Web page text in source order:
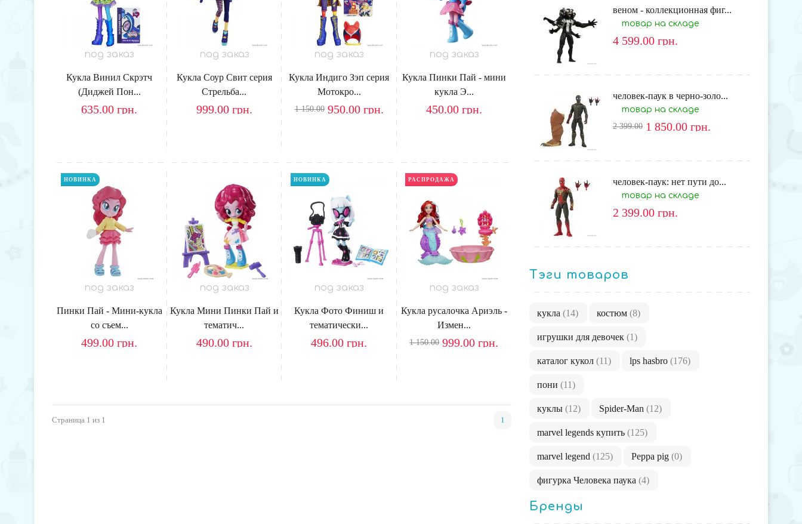
под заказ
Кукла Винил Скрэтч
(Диджей Пон...
635.00грн.
под заказ
Кукла Соур Свит серия
Стрельба...
999.00 грн.
под заказ
Кукла Индиго Зэп серия
Мотокро...
1 150.00950.00 грн.
под заказ
Кукла Пинки Пай - мини
кукла Э...
450.00 грн.
НОВИНКА
под заказ
Пинки Пай - Мини-кукла
со съем...
499.00грн.
под заказ
Кукла Мини Пинки Пай и
тематич...
490.00 грн.
НОВИНКА
под заказ
Кукла Фото Финиш и
тематически...
496.00грн.
РАСПРОДАЖА
под заказ
Кукла русалочка Ариэль -
Измен...
1 150.00999.00грн.
Страница 1 из 1 1
веном - коллекционная фиг...
товар на складе
4 599.00 грн.
человек-паук в черно-золо...
товар на складе
2 399.00 1 850.00 грн.
человек-паук: нет пути до...
товар на складе
2 399.00 грн.
Тэги товаров
кукла (14) костюм (8)
игрушки для девочек (1)
каталог кукол (11) lps hasbro (176)
пони (11)
куклы (12) Spider-Man (12)
marvel legends купить (125)
marvel legend (125) Peppa pig (0)
фигурка Человека паука (4)
Бренды